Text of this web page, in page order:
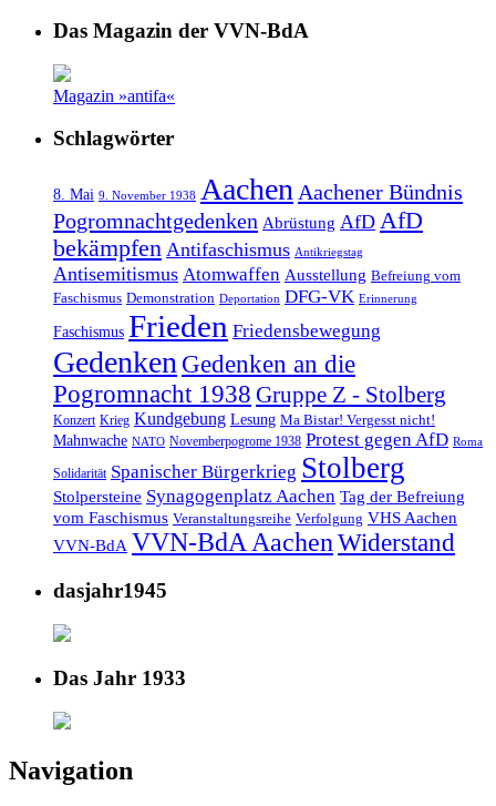
Das Magazin der VVN-BdA
Magazin »antifa«
Schlagwörter
8. Mai 9. November 1938 Aachen Aachener Bündnis
Pogromnachtgedenken Abrüstung AfD AfD
bekämpfen Antifaschismus Antikriegstag
Antisemitismus Atomwaffen Ausstellung Befreiung vom
Faschismus Demonstration Deportation DFG-VK Erinnerung
Faschismus Frieden Friedensbewegung
Gedenken Gedenken an die
Pogromnacht 1938 Gruppe Z - Stolberg
Konzert Krieg Kundgebung Lesung Ma Bistar! Vergesst nicht!
Mahnwache NATO Novemberpogrome 1938 Protest gegen AfD Roma
Solidarität Spanischer Bürgerkrieg Stolberg
Stolpersteine Synagogenplatz Aachen Tag der Befreiung
vom Faschismus Veranstaltungsreihe Verfolgung VHS Aachen
VVN-BdA VVN-BdA AachenWiderstand
dasjahr1945
Das Jahr 1933
Navigation